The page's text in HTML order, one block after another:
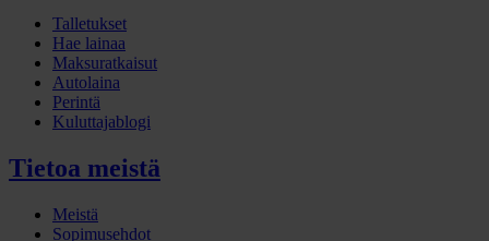
Talletukset
Hae lainaa
Maksuratkaisut
Autolaina
Perintä
Kuluttajablogi
Tietoa meistä
Meistä
Sopimusehdot